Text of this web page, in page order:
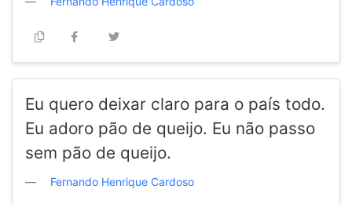
Eu quero deixar claro para o país todo.
Eu adoro pão de queijo. Eu não passo
sem pão de queijo.
Fernando Henrique Cardoso